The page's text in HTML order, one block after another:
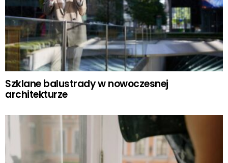
Szklane balustrady w nowoczesnej
architekturze